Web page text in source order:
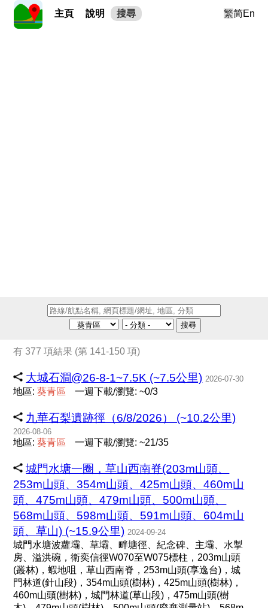
主頁 說明 搜尋 繁简En
搜尋
有 377 項結果 (第 141-150 項)
大城石澗@26-8-1~7.5K (~7.5公里) 2026-07-30
地區:葵青區 一週下載/瀏覽: ~0/3
九華石梨遺跡徑（6/8/2026） (~10.2公里)
2026-08-06
地區:葵青區 一週下載/瀏覽: ~21/35
城門水塘一圈，草山西南脊(203m山頭、
253m山頭、354m山頭、425m山頭、460m山
頭、475m山頭、479m山頭、500m山頭、
568m山頭、598m山頭、591m山頭、604m山
頭、草山) (~15.9公里) 2024-09-24
城門水塘波蘿壩、草壩、畔塘徑、紀念碑、主壩、水掣
房、溢洪碗，衛奕信徑W070至W075標柱，203m山頭
(叢林)，蝦地咀，草山西南脊，253m山頭(享逸台)，城
門林道(針山段)，354m山頭(樹林)，425m山頭(樹林)，
460m山頭(樹林)，城門林道(草山段)，475m山頭(樹